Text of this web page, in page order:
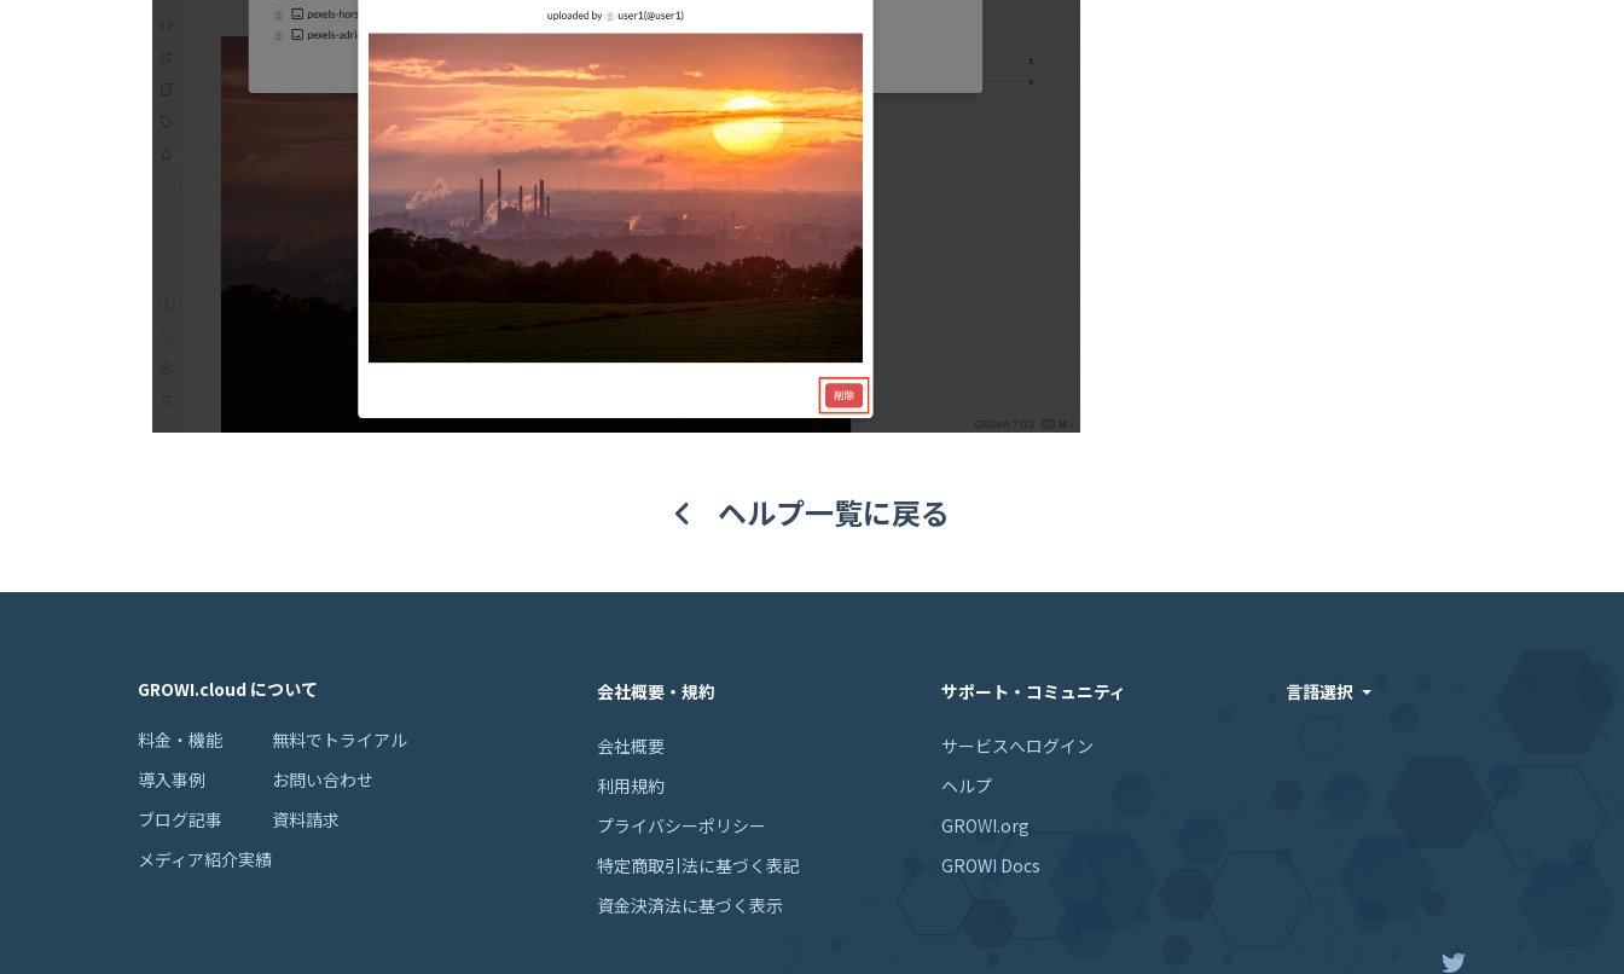
ヘルプ一覧に戻る
GROWI.cloud について
料金・機能
導入事例
ブログ記事
メディア紹介実績
無料でトライアル
お問い合わせ
資料請求
会社概要・規約
会社概要
利用規約
プライバシーポリシー
特定商取引法に基づく表記
資金決済法に基づく表示
サポート・コミュニティ
サービスへログイン
ヘルプ
GROWI.org
GROWI Docs
言語選択